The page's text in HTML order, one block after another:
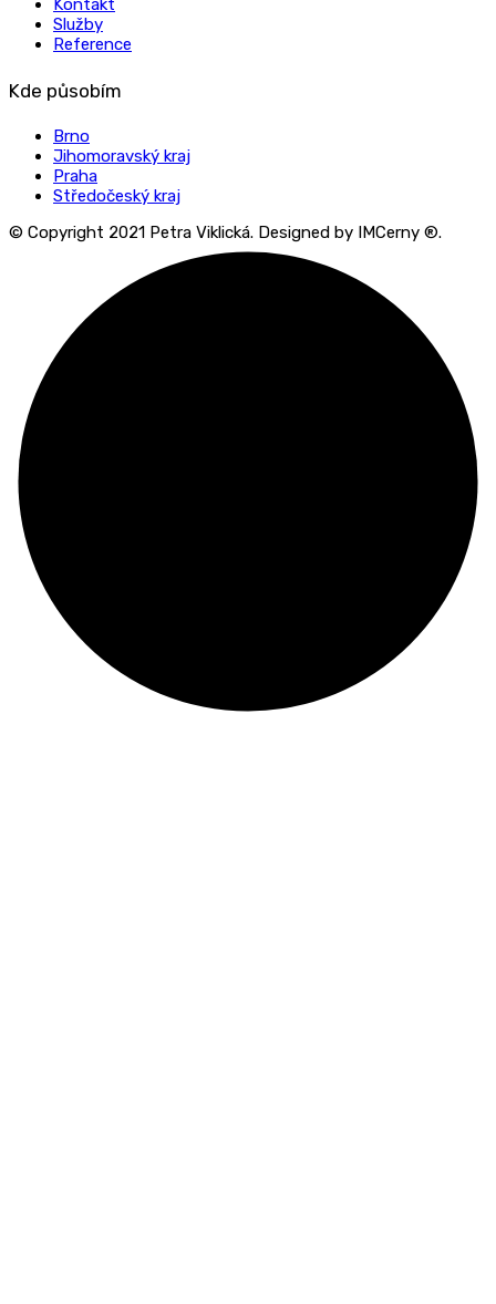
Kontakt
Služby
Reference
Kde působím
Brno
Jihomoravský kraj
Praha
Středočeský kraj
© Copyright 2021 Petra Viklická. Designed by IMCerny ®.